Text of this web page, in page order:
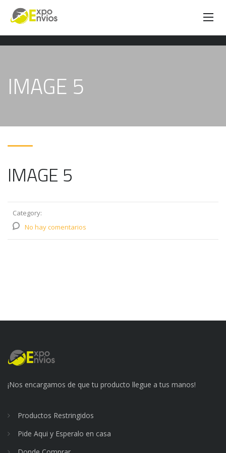
IMAGE 5
IMAGE 5
Category:
No hay comentarios
¡Nos encargamos de que tu producto llegue a tus manos!
Productos Restringidos
Pide Aqui y Esperalo en casa